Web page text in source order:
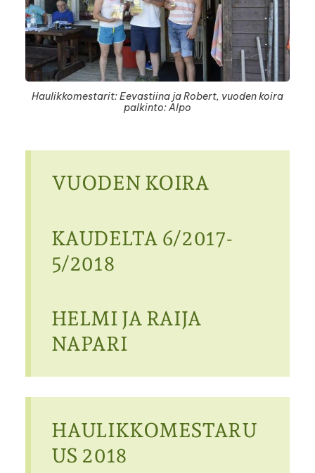
Haulikkomestarit: Eevastiina ja Robert, vuoden koira
palkinto: Alpo
VUODEN KOIRA
KAUDELTA 6/2017-
5/2018
HELMI JA RAIJA
NAPARI
HAULIKKOMESTARU
US 2018